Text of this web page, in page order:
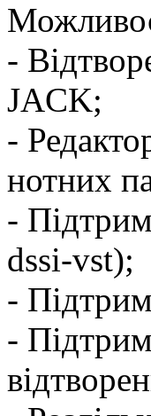
-
JACK;
-
нотних
-
dssi-vst);
-
-